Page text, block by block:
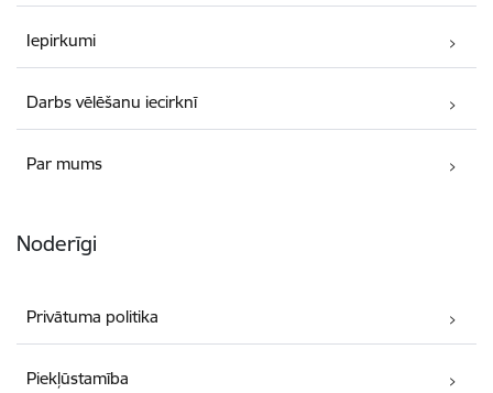
Iepirkumi
Darbs vēlēšanu iecirknī
Par mums
Noderīgi
Privātuma politika
Piekļūstamība